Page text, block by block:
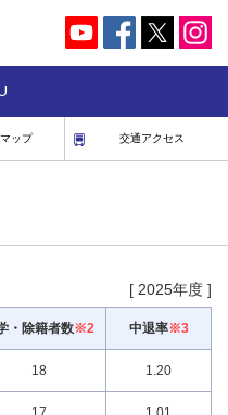
ップ 交通アクセス
[ 2025年度 ]
・除籍者数※2 中退率※3
18 1.20